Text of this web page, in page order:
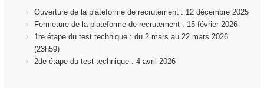
Ouverture de la plateforme de recrutement : 12 décembre 2025
Fermeture de la plateforme de recrutement : 15 février 2026
1re étape du test technique : du 2 mars au 22 mars 2026
(23h59)
2de étape du test technique : 4 avril 2026